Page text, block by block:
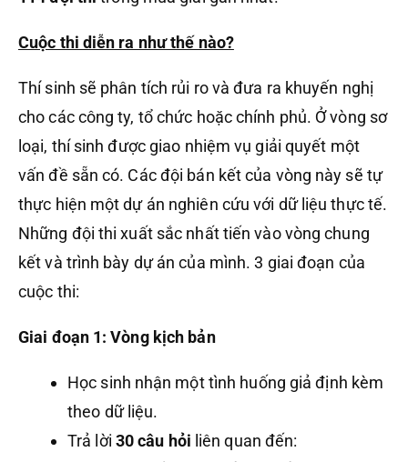
Cuộc thi diễn ra như thế nào?
Thí sinh sẽ phân tích rủi ro và đưa ra khuyến nghị
cho các công ty, tổ chức hoặc chính phủ. Ở vòng sơ
loại, thí sinh được giao nhiệm vụ giải quyết một
vấn đề sẵn có. Các đội bán kết của vòng này sẽ tự
thực hiện một dự án nghiên cứu với dữ liệu thực tế.
Những đội thi xuất sắc nhất tiến vào vòng chung
kết và trình bày dự án của mình. 3 giai đoạn của
cuộc thi:
Giai đoạn 1: Vòng kịch bản
Học sinh nhận một tình huống giả định kèm
theo dữ liệu.
Trả lời 30 câu hỏi liên quan đến: